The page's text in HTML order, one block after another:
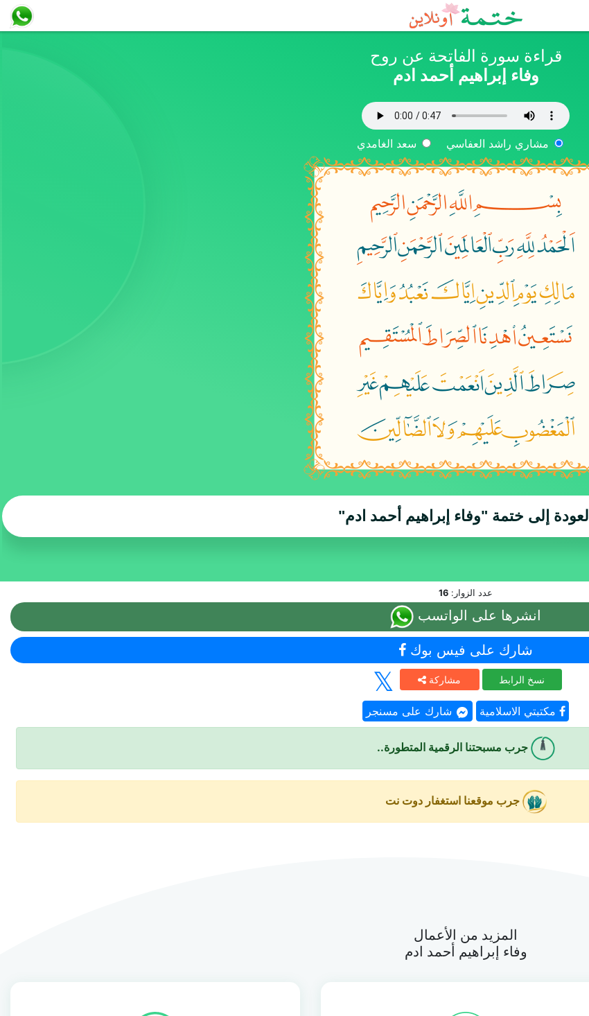
قراءة سورة الفاتحة عن روح
وفاء إبراهيم أحمد ادم
مشاري راشد العفاسي سعد الغامدي
العودة إلى ختمة "وفاء إبراهيم أحمد ادم"
عدد الزوار: 16
انشرها على الواتسب
شارك على فيس بوك
مشاركة نسخ الرابط
شارك على مسنجر مكتبتي الاسلامية
جرب مسبحتنا الرقمية المتطورة..
جرب موقعنا استغفار دوت نت
المزيد من الأعمال
وفاء إبراهيم أحمد ادم